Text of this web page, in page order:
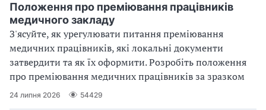
Положення про преміювання працівників
медичного закладу
З'ясуйте, як урегулювати питання преміювання
медичних працівників, які локальні документи
затвердити та як їх оформити. Розробіть положення
про преміювання медичних працівників за зразком
24 липня 2026 54429